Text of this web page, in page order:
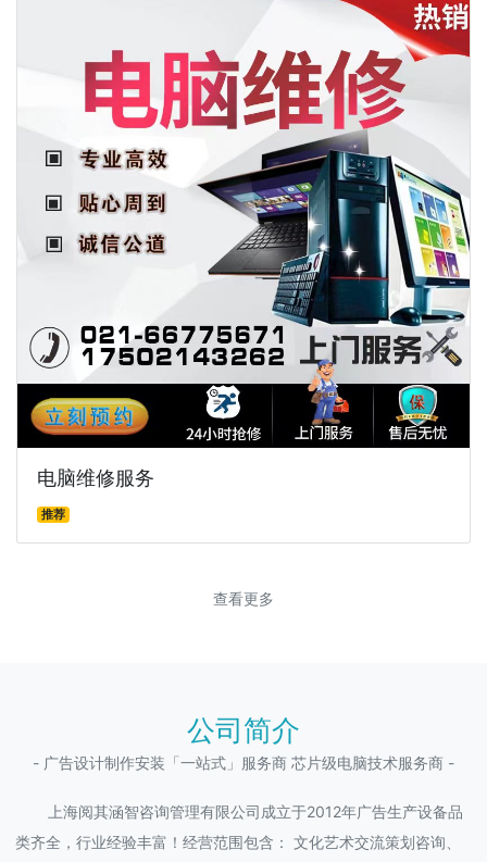
电脑维修服务
推荐
查看更多
公司简介
- 广告设计制作安装「一站式」服务商 芯片级电脑技术服务商 -
上海阅其涵智咨询管理有限公司成立于2012年广告生产设备品
类齐全，行业经验丰富！经营范围包含： 文化艺术交流策划咨询、